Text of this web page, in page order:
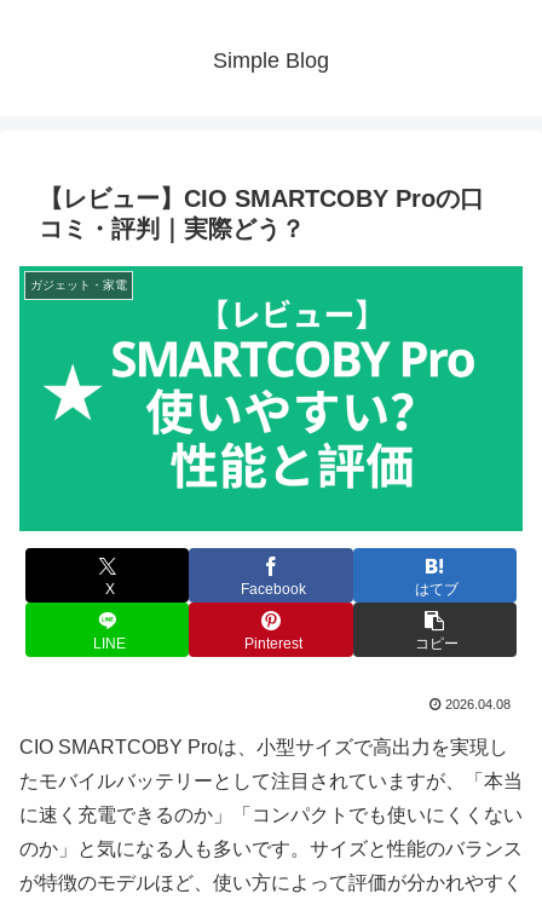
Simple Blog
【レビュー】CIO SMARTCOBY Proの口
コミ・評判｜実際どう？
ガジェット・家電
X Facebook はてブ
LINE Pinterest コピー
2026.04.08
CIO SMARTCOBY Proは、小型サイズで高出力を実現し
たモバイルバッテリーとして注目されていますが、「本当
に速く充電できるのか」「コンパクトでも使いにくくない
のか」と気になる人も多いです。サイズと性能のバランス
が特徴のモデルほど、使い方によって評価が分かれやすく